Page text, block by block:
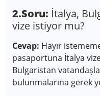
2.Soru: İtalya,
vize istiyor mu?
Cevap: Hayır
pasaportuna İtalya
Bulgaristan
bulunmalarına gerek